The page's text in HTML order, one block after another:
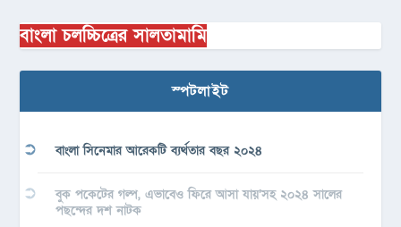
বাংলা চলচ্চিত্রের সালতামামি
স্পটলাইট
বাংলা সিনেমার আরেকটি ব্যর্থতার বছর ২০২৪
বুক পকেটের গল্প, এভাবেও ফিরে আসা যায়’সহ ২০২৪ সালের
পছন্দের দশ নাটক